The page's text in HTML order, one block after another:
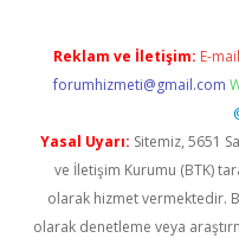
Reklam ve İletişim: E-
forumhizmeti@gmail.com
Yasal Uyarı: Sitemiz, 5651
ve İletişim Kurumu (BTK)
olarak hizmet vermektedir.
olarak denetleme veya